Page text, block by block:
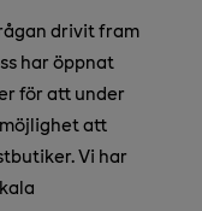
drivit fram
har öppnat
för att under
att
Vi har